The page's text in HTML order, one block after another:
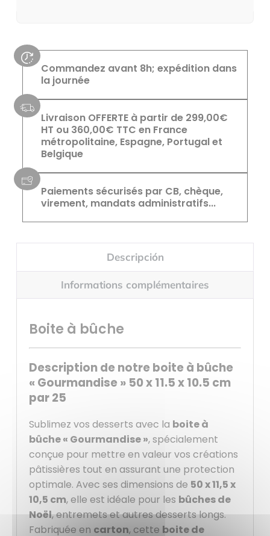
Commandez avant 8h; expédition dans
la journée
Livraison OFFERTE à partir de 299,00€
HT ou 360,00€ TTC en France
métropolitaine, Espagne, Portugal et
Belgique
Paiements sécurisés par CB, chèque,
virement, mandats administratifs...
Descripción
Informations complémentaires
Boite à bûche
Description de notre boite à bûche
« Gourmandise » 50 x 11.5 x 10.5 cm
par 25
Sublimez vos desserts avec la boite à
bûche « Gourmandise », spécialement
conçue pour mettre en valeur vos créations
pâtissières tout en assurant une protection
optimale. Avec ses dimensions de 50 x 11,5 x
10,5 cm, elle est idéale pour les bûches de
Noël, entremets et autres desserts longs.
Fabriquée en carton, cette boite de